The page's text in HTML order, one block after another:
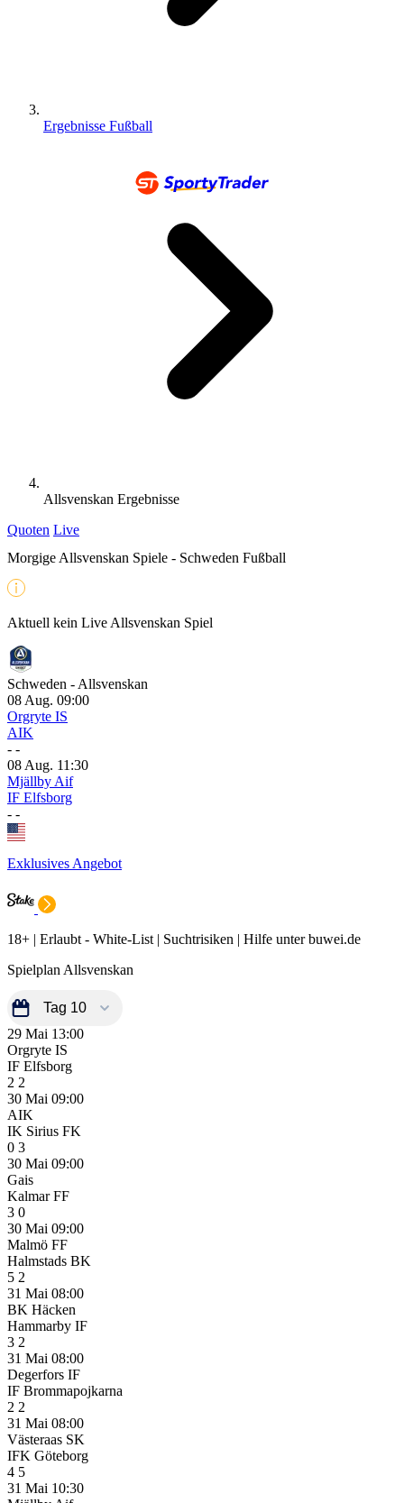
Ergebnisse Fußball
Allsvenskan Ergebnisse
Quoten Live
Morgige Allsvenskan Spiele - Schweden Fußball
Aktuell kein Live Allsvenskan Spiel
Schweden - Allsvenskan
08 Aug. 09:00
Orgryte IS
AIK
- -
08 Aug. 11:30
Mjällby Aif
IF Elfsborg
- -
Exklusives Angebot
18+ | Erlaubt - White-List | Suchtrisiken | Hilfe unter buwei.de
Spielplan Allsvenskan
29 Mai 13:00
Orgryte IS
IF Elfsborg
2 2
30 Mai 09:00
AIK
IK Sirius FK
0 3
30 Mai 09:00
Gais
Kalmar FF
3 0
30 Mai 09:00
Malmö FF
Halmstads BK
5 2
31 Mai 08:00
BK Häcken
Hammarby IF
3 2
31 Mai 08:00
Degerfors IF
IF Brommapojkarna
2 2
31 Mai 08:00
Västeraas SK
IFK Göteborg
4 5
31 Mai 10:30